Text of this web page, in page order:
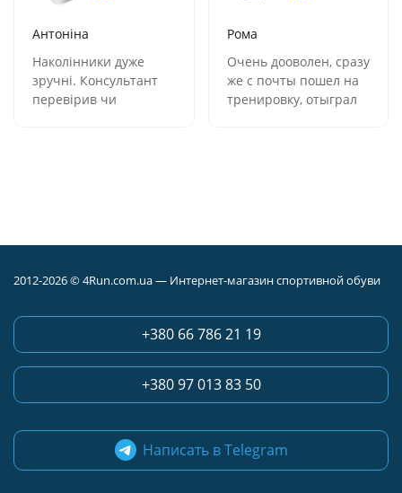
Антоніна
Наколінники дуже
зручні. Консультант
перевірив чи
рекомендую! Товар
коштів.
Рома
Очень дооволен, сразу
же с почты пошел на
тренировку, отыграл
того очень хоошо
проблемные колени.
тотренировки
наколенников после
тренировки.
2012-2026 © 4Run.com.ua — Интернет-магазин спортивной обуви
+380 66 786 21 19
+380 97 013 83 50
Написать в Telegram